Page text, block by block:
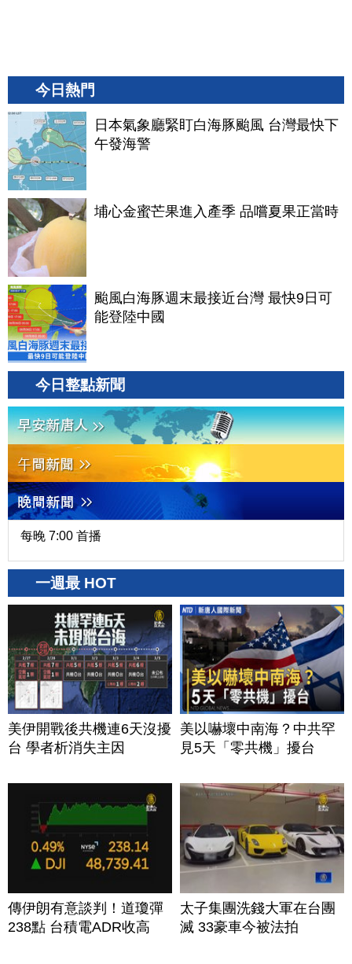
今日熱門
日本氣象廳緊盯白海豚颱風 台灣最快下
午發海警
埔心金蜜芒果進入產季 品嚐夏果正當時
颱風白海豚週末最接近台灣 最快9日可
能登陸中國
今日整點新聞
每晚 7:00 首播
一週最 HOT
美伊開戰後共機連6天沒擾
台 學者析消失主因
美以嚇壞中南海？中共罕
見5天「零共機」擾台
傳伊朗有意談判！道瓊彈
238點 台積電ADR收高
太子集團洗錢大軍在台團
滅 33豪車今被法拍